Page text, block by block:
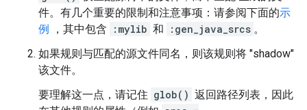
件。有几个重要的限制和注意事项：请参阅下面的示
例 ，其中包含 :mylib 和 :gen_java_srcs 。
如果规则与匹配的源文件同名，则该规则将 "shadow"
该文件。
要理解这一点，请记住 glob() 返回路径列表，因此